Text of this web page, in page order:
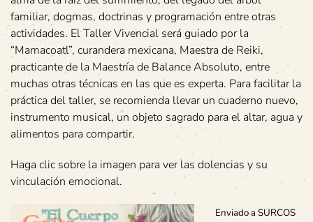
familiar, dogmas, doctrinas y programación entre otras
actividades. El Taller Vivencial será guiado por la
“Mamacoatl”, curandera mexicana, Maestra de Reiki,
practicante de la Maestría de Balance Absoluto, entre
muchas otras técnicas en las que es experta. Para facilitar la
práctica del taller, se recomienda llevar un cuaderno nuevo,
instrumento musical, un objeto sagrado para el altar, agua y
alimentos para compartir.
Haga clic sobre la imagen para ver las dolencias y su
vinculación emocional.
Enviado a SURCOS